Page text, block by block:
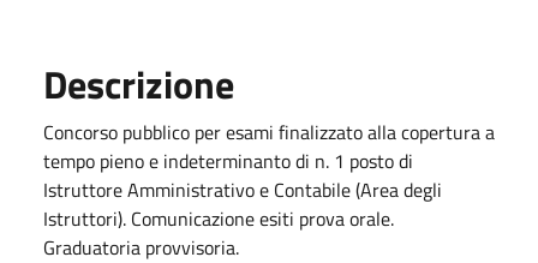
Descrizione
Concorso pubblico per esami finalizzato alla copertura a
tempo pieno e indeterminanto di n. 1 posto di
Istruttore Amministrativo e Contabile (Area degli
Istruttori). Comunicazione esiti prova orale.
Graduatoria provvisoria.